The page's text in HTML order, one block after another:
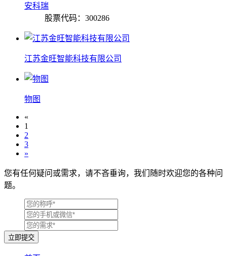
安科瑞
股票代码：300286
江苏金旺智能科技有限公司
物图
«
1
2
3
»
您有任何疑问或需求，请不吝垂询，我们随时欢迎您的各种问
题。
立即提交